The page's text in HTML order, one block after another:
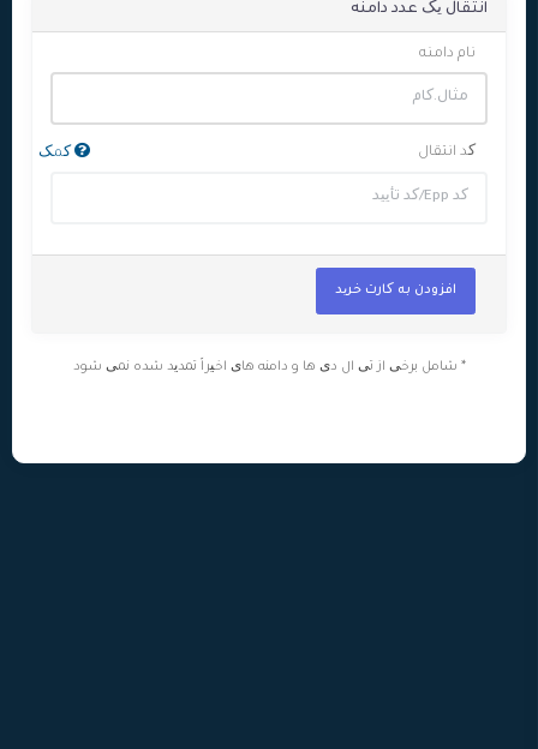
انتقال یک عدد دامنه
نام دامنه
کد انتقال کمک
افزودن به کارت خرید
* شامل برخی از تی ال دی ها و دامنه های اخیراً تمدید شده نمی شود